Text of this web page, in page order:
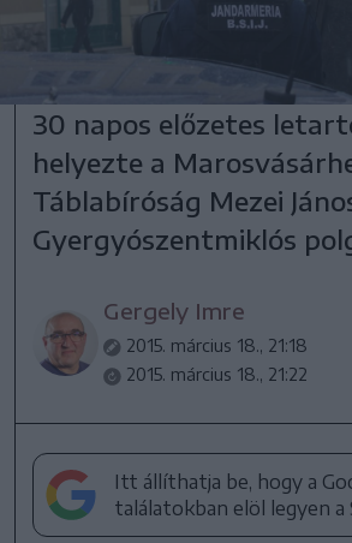
30 napos előzetes
helyezte a
Táblabíróság Mezei
Gyergyószentmiklós
Gergely Imre
2015. március 18., 21:18
2015. március 18., 21:22
Itt állíthatja be, hogy a
találatokban elöl legyen a